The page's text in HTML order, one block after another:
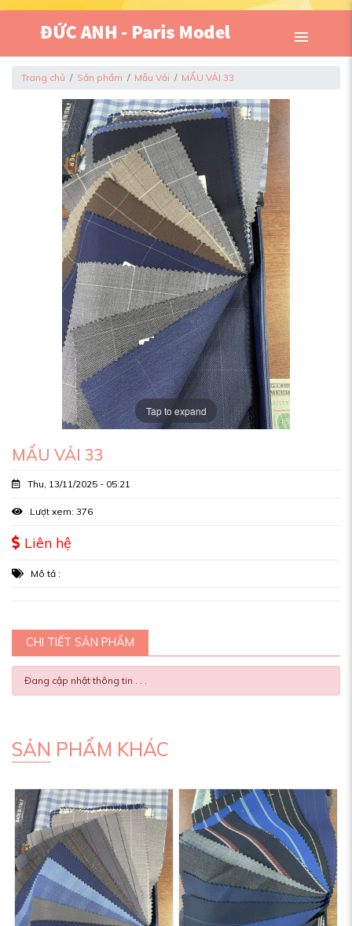
Trang chủ Sản phẩm Mẫu Vải MẨU VẢI 33
Tap to expand
MẨU VẢI 33
Thu, 13/11/2025 - 05:21
Lượt xem: 376
Liên hệ
Mô tả :
CHI TIẾT SẢN PHẨM
Đang cập nhật thông tin . . .
SẢN PHẨM KHÁC